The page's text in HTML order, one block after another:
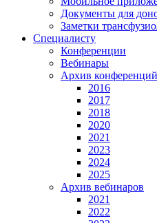
Документы для
Заметки
Специалисту
Конференции
Вебинары
Архив конференций
2016
2017
2018
2020
2021
2023
2024
2025
Архив вебинаров
2021
2022